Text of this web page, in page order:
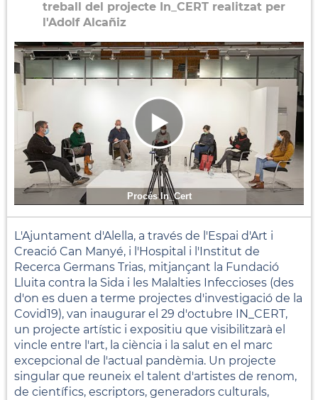
treball del projecte In_CERT realitzat per
l'Adolf Alcañiz
Procés In_Cert
L'Ajuntament d'Alella, a través de l'Espai d'Art i
Creació Can Manyé, i l'Hospital i l'Institut de
Recerca Germans Trias, mitjançant la Fundació
Lluita contra la Sida i les Malalties Infeccioses (des
d'on es duen a terme projectes d'investigació de la
Covid19), van inaugurar el 29 d'octubre IN_CERT,
un projecte artístic i expositiu que visibilitzarà el
vincle entre l'art, la ciència i la salut en el marc
excepcional de l'actual pandèmia. Un projecte
singular que reuneix el talent d'artistes de renom,
de científics, escriptors, generadors culturals,